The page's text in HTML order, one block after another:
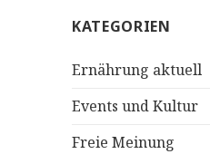
n
c
:
KATEGORIEN
Ernährung aktuell
Events und Kultur
Freie Meinung